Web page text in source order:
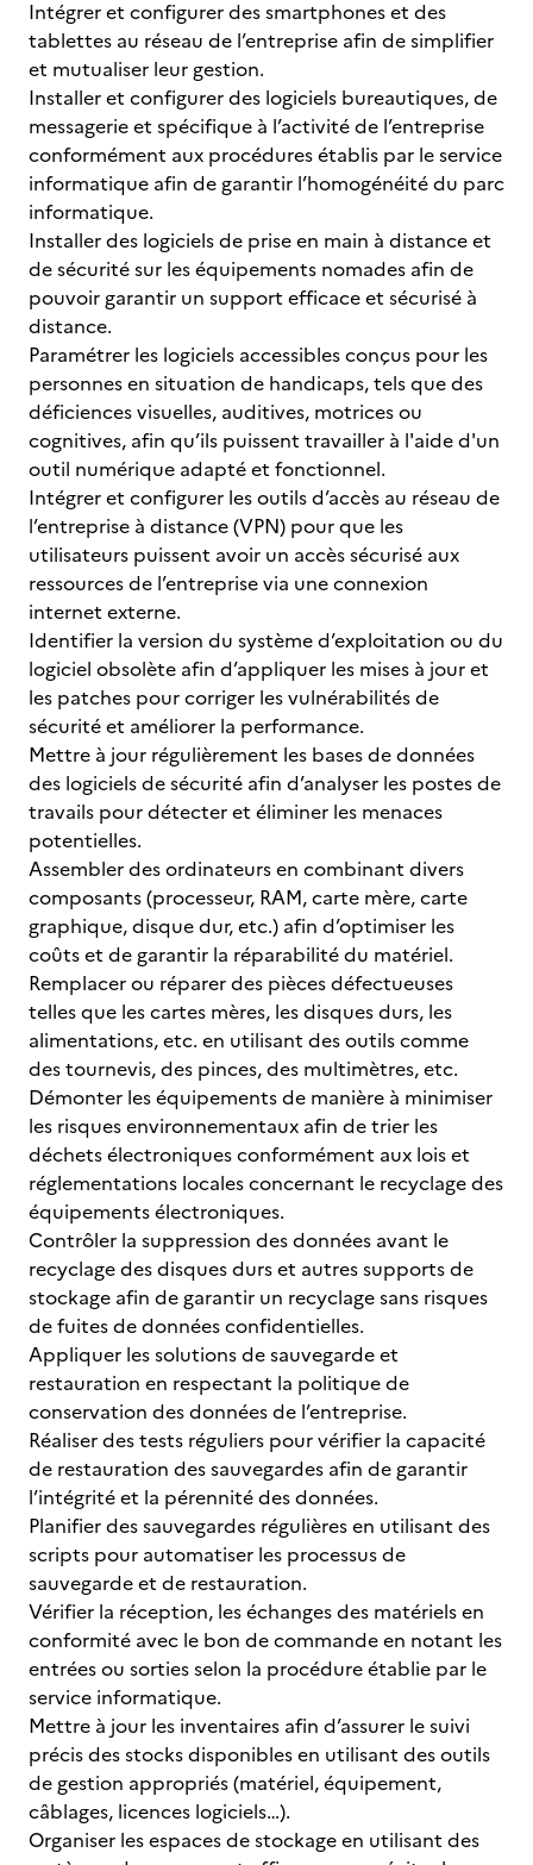
Intégrer et configurer des smartphones et des
tablettes au réseau de l’entreprise afin de simplifier
et mutualiser leur gestion.
Installer et configurer des logiciels bureautiques, de
messagerie et spécifique à l’activité de l’entreprise
conformément aux procédures établis par le service
informatique afin de garantir l’homogénéité du parc
informatique.
Installer des logiciels de prise en main à distance et
de sécurité sur les équipements nomades afin de
pouvoir garantir un support efficace et sécurisé à
distance.
Paramétrer les logiciels accessibles conçus pour les
personnes en situation de handicaps, tels que des
déficiences visuelles, auditives, motrices ou
cognitives, afin qu’ils puissent travailler à l'aide d'un
outil numérique adapté et fonctionnel.
Intégrer et configurer les outils d’accès au réseau de
l’entreprise à distance (VPN) pour que les
utilisateurs puissent avoir un accès sécurisé aux
ressources de l’entreprise via une connexion
internet externe.
Identifier la version du système d’exploitation ou du
logiciel obsolète afin d’appliquer les mises à jour et
les patches pour corriger les vulnérabilités de
sécurité et améliorer la performance.
Mettre à jour régulièrement les bases de données
des logiciels de sécurité afin d’analyser les postes de
travails pour détecter et éliminer les menaces
potentielles.
Assembler des ordinateurs en combinant divers
composants (processeur, RAM, carte mère, carte
graphique, disque dur, etc.) afin d’optimiser les
coûts et de garantir la réparabilité du matériel.
Remplacer ou réparer des pièces défectueuses
telles que les cartes mères, les disques durs, les
alimentations, etc. en utilisant des outils comme
des tournevis, des pinces, des multimètres, etc.
Démonter les équipements de manière à minimiser
les risques environnementaux afin de trier les
déchets électroniques conformément aux lois et
réglementations locales concernant le recyclage des
équipements électroniques.
Contrôler la suppression des données avant le
recyclage des disques durs et autres supports de
stockage afin de garantir un recyclage sans risques
de fuites de données confidentielles.
Appliquer les solutions de sauvegarde et
restauration en respectant la politique de
conservation des données de l’entreprise.
Réaliser des tests réguliers pour vérifier la capacité
de restauration des sauvegardes afin de garantir
l’intégrité et la pérennité des données.
Planifier des sauvegardes régulières en utilisant des
scripts pour automatiser les processus de
sauvegarde et de restauration.
Vérifier la réception, les échanges des matériels en
conformité avec le bon de commande en notant les
entrées ou sorties selon la procédure établie par le
service informatique.
Mettre à jour les inventaires afin d’assurer le suivi
précis des stocks disponibles en utilisant des outils
de gestion appropriés (matériel, équipement,
câblages, licences logiciels…).
Organiser les espaces de stockage en utilisant des